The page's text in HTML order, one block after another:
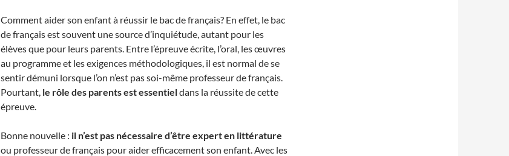
Comment aider son enfant à réussir le bac de français? En effet, le bac
de français est souvent une source d’inquiétude, autant pour les
élèves que pour leurs parents. Entre l’épreuve écrite, l’oral, les œuvres
au programme et les exigences méthodologiques, il est normal de se
sentir démuni lorsque l’on n’est pas soi-même professeur de français.
Pourtant, le rôle des parents est essentieldans la réussite de cette
épreuve.
Bonne nouvelle : il n’est pas nécessaire d’être expert en littérature
ou professeur de français pour aider efficacement son enfant. Avec les